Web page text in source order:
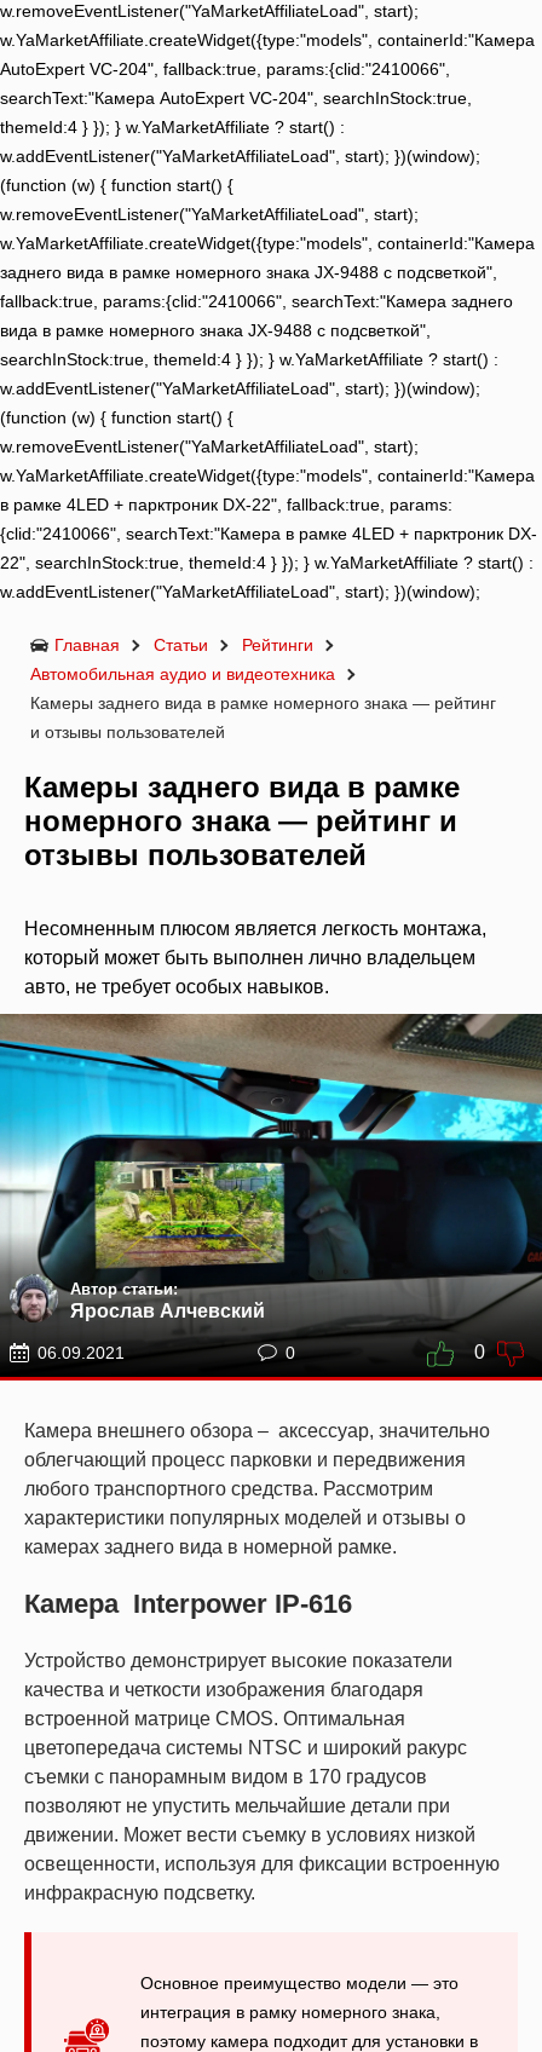
w.removeEventListener("YaMarketAffiliateLoad", start);
w.YaMarketAffiliate.createWidget({type:"models", containerId:"Камера
AutoExpert VC-204", fallback:true, params:{clid:"2410066",
searchText:"Камера AutoExpert VC-204", searchInStock:true,
themeId:4 } }); } w.YaMarketAffiliate ? start() :
w.addEventListener("YaMarketAffiliateLoad", start); })(window);
(function (w) { function start() {
w.removeEventListener("YaMarketAffiliateLoad", start);
w.YaMarketAffiliate.createWidget({type:"models", containerId:"Камера
заднего вида в рамке номерного знака JX-9488 с подсветкой",
fallback:true, params:{clid:"2410066", searchText:"Камера заднего
вида в рамке номерного знака JX-9488 с подсветкой",
searchInStock:true, themeId:4 } }); } w.YaMarketAffiliate ? start() :
w.addEventListener("YaMarketAffiliateLoad", start); })(window);
(function (w) { function start() {
w.removeEventListener("YaMarketAffiliateLoad", start);
w.YaMarketAffiliate.createWidget({type:"models", containerId:"Камера
в рамке 4LED + парктроник DX-22", fallback:true, params:
{clid:"2410066", searchText:"Камера в рамке 4LED + парктроник DX-
22", searchInStock:true, themeId:4 } }); } w.YaMarketAffiliate ? start() :
w.addEventListener("YaMarketAffiliateLoad", start); })(window);
Главная Статьи
Рейтинги
Автомобильная аудио и видеотехника
Камеры заднего вида в рамке номерного знака — рейтинг
и отзывы пользователей
Камеры заднего вида в рамке
номерного знака — рейтинг и
отзывы пользователей
Несомненным плюсом является легкость монтажа,
который может быть выполнен лично владельцем
авто, не требует особых навыков.
Автор статьи:
Ярослав Алчевский
06.09.2021 0 0
Камера внешнего обзора – аксессуар, значительно
облегчающий процесс парковки и передвижения
любого транспортного средства. Рассмотрим
характеристики популярных моделей и отзывы о
камерах заднего вида в номерной рамке.
Камера Interpower IP-616
Устройство демонстрирует высокие показатели
качества и четкости изображения благодаря
встроенной матрице CMOS. Оптимальная
цветопередача системы NTSC и широкий ракурс
съемки с панорамным видом в 170 градусов
позволяют не упустить мельчайшие детали при
движении. Может вести съемку в условиях низкой
освещенности, используя для фиксации встроенную
инфракрасную подсветку.
Основное преимущество модели — это
интеграция в рамку номерного знака,
поэтому камера подходит для установки в